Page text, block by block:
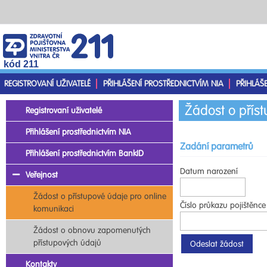
kód 211
REGISTROVANÍ UŽIVATELÉ
PŘIHLÁŠENÍ PROSTŘEDNICTVÍM NIA
Žádost o
Zadání parametrů
Datum narození
Číslo průkazu pojištěnce
Registrovaní uživatelé
Přihlášení prostřednictvím NIA
Přihlášení prostřednictvím BankID
Veřejnost
Žádost o přístupové údaje pro online
komunikaci
Žádost o obnovu zapomenutých
přístupových údajů
Kontakty